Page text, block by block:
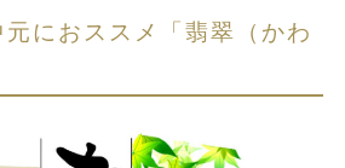
元におススメ「翡翠（かわ